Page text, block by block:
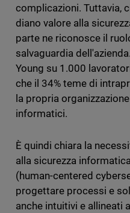
complicazioni. Tuttavia,
diano valore alla
parte ne riconosce il
salvaguardia
Young su 1.000
che il 34% teme di
la propria
informatici.
È quindi chiara la
alla sicurezza
(human-centered
progettare processi e
anche intuitivi e allineati